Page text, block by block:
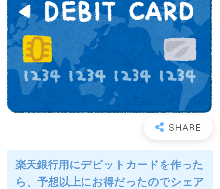
楽天銀行用にデビットカードを作った
ら、予想以上にお得だったのでシェア